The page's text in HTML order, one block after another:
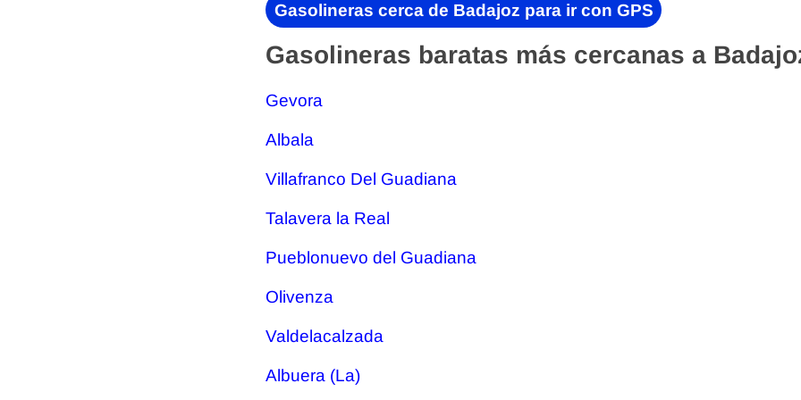
Gasolineras cerca de Badajoz para ir con GPS
Gasolineras baratas más cercanas a
Gevora
Albala
Villafranco Del Guadiana
Talavera la Real
Pueblonuevo del Guadiana
Olivenza
Valdelacalzada
Albuera (La)